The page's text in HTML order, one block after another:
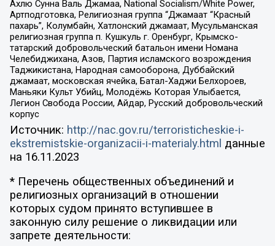
Ахлю Сунна Валь Джамаа, National Socialism/White Power,
Артподготовка, Религиозная группа “Джамаат “Красный
пахарь”, Колумбайн, Хатлонский джамаат, Мусульманская
религиозная группа п. Кушкуль г. Оренбург, Крымско-
татарский добровольческий батальон имени Номана
Челебиджихана, Азов, Партия исламского возрождения
Таджикистана, Народная самооборона, Дуббайский
джамаат, московская ячейка, Батал-Хаджи Белхороев,
Маньяки Культ Убийц, Молодёжь Которая Улыбается,
Легион Свобода России, Айдар, Русский добровольческий
корпус
Источник: http://nac.gov.ru/terroristicheskie-i-
ekstremistskie-organizacii-i-materialy.html данные
на 16.11.2023
* Перечень общественных объединений и
религиозных организаций в отношении
которых судом принято вступившее в
законную силу решение о ликвидации или
запрете деятельности: